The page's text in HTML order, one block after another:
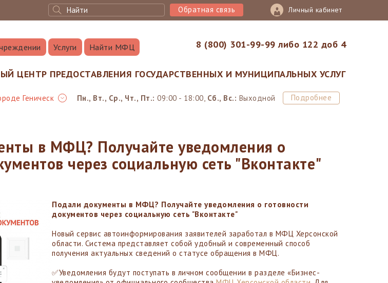
Личный кабинет
8 (800) 301-99-99 либо 122 доб 4
Обратная связь
Услуги Найти МФЦ
ЦЕНТР ПРЕДОСТАВЛЕНИЯ ГОСУДАРСТВЕННЫХ И МУНИЦИПАЛЬНЫХ УСЛУГ
Геническ Пн., Вт., Ср., Чт., Пт.: 09:00 - 18:00, Сб., Вс.: Выходной Подробнее
в МФЦ? Получайте уведомления о
через социальную сеть "Вконтакте"
Подали документы в МФЦ? Получайте уведомления о готовности
документов через социальную сеть "Вконтакте"
Новый сервис автоинформирования заявителей заработал в МФЦ Херсонской
области. Система представляет собой удобный и современный способ
получения актуальных сведений о статусе обращения в МФЦ.
✅Уведомления будут поступать в личном сообщении в разделе «Бизнес-